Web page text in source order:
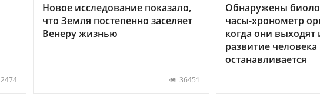
2474
Новое исследование показало,
что Земля постепенно заселяет
Венеру жизнью
36451
Обнаружены
часы-хронометр
когда они выходят
развитие человека
останавливается